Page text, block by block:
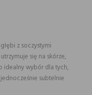
z soczystymi
się na skórze,
idealny wybór dla tych,
subtelnie